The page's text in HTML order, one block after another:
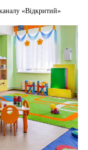
«Відкритий»